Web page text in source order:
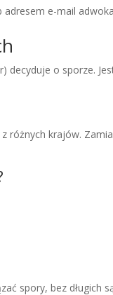
e-mail
decyduje o sporze.
krajów.
spory, bez długich